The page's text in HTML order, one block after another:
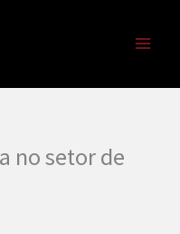
no setor de